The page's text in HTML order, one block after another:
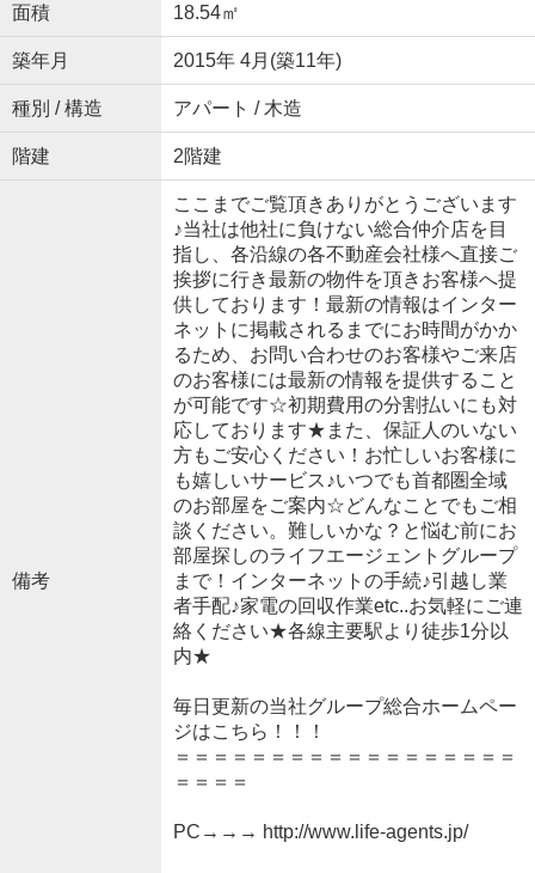
面積 18.54㎡
築年月 2015年 4月(築11年)
種別 / 構造 アパート / 木造
階建 2階建
備考
ここまでご覧頂きありがとうございます
♪当社は他社に負けない総合仲介店を目
指し、各沿線の各不動産会社様へ直接ご
挨拶に行き最新の物件を頂きお客様へ提
供しております！最新の情報はインター
ネットに掲載されるまでにお時間がかか
るため、お問い合わせのお客様やご来店
のお客様には最新の情報を提供すること
が可能です☆初期費用の分割払いにも対
応しております★また、保証人のいない
方もご安心ください！お忙しいお客様に
も嬉しいサービス♪いつでも首都圏全域
のお部屋をご案内☆どんなことでもご相
談ください。難しいかな？と悩む前にお
部屋探しのライフエージェントグループ
まで！インターネットの手続♪引越し業
者手配♪家電の回収作業etc..お気軽にご連
絡ください★各線主要駅より徒歩1分以
内★
毎日更新の当社グループ総合ホームペー
ジはこちら！！！
＝＝＝＝＝＝＝＝＝＝＝＝＝＝＝＝＝＝
＝＝＝＝
PC→→→ http://www.life-agents.jp/